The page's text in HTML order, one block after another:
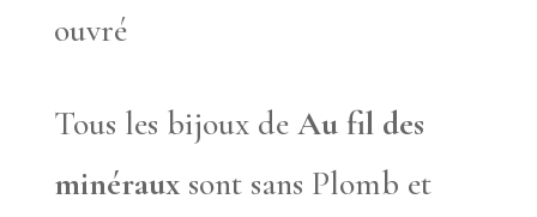
ouvré
Tous les bijoux de Au fil des
minérauxsont sans Plomb et